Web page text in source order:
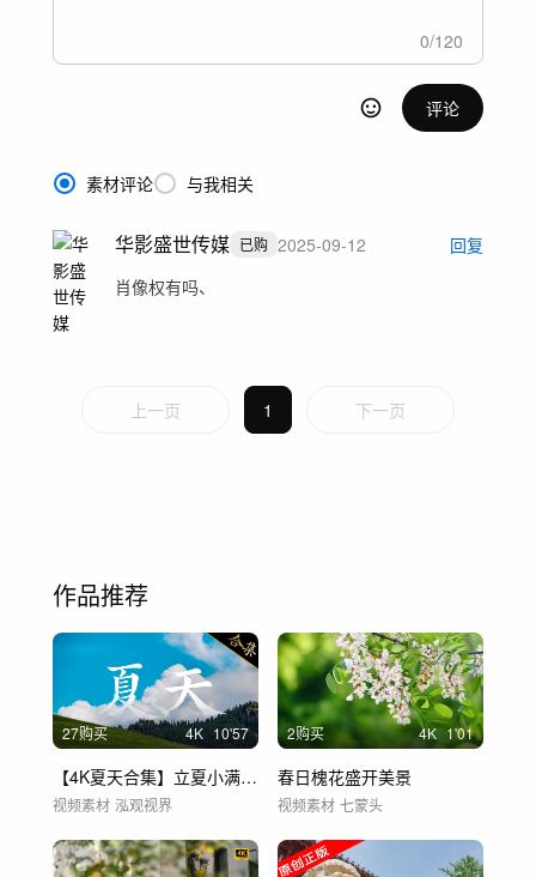
0/120
评论
素材评论 与我相关
华影盛世传媒 已购 2025-09-12
回复
肖像权有吗、
上一页 1 下一页
作品推荐
27购买 4K 10'57
【4K夏天合集】立夏小满芒种夏至小暑大暑
视频素材 泓观视界
2购买 4K 1'01
春日槐花盛开美景
视频素材 七蒙头